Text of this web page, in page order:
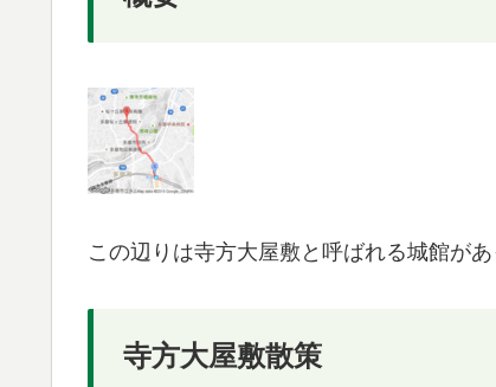
この辺りは寺方大屋敷と呼ばれる城館が
寺方大屋敷散策